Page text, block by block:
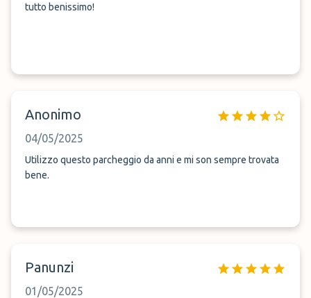
tutto benissimo!
Anonimo
04/05/2025
Utilizzo questo parcheggio da anni e mi son sempre trovata
bene.
Panunzi
01/05/2025